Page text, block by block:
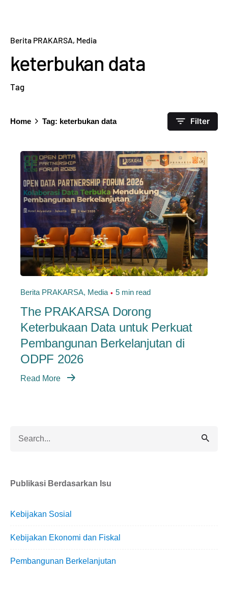
Berita PRAKARSA Media
keterbukan data
Tag
Home Tag: keterbukan data Filter
Publikasi Berdasarkan Isu
Kebijakan Sosial
Kebijakan Ekonomi dan Fiskal
Pembangunan Berkelanjutan
Berita PRAKARSA Media 5 min read
The PRAKARSA Dorong
Keterbukaan Data untuk Perkuat
Pembangunan Berkelanjutan di
ODPF 2026
Read More